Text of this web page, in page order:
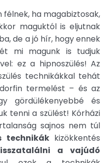
félnek, ha magabiztosak,
maguktól is eljutnak
de a jó hír, hogy ennek
mi magunk is tudjuk
ez a hipnoszülés! Az
technikákkal tehát
termelést – és az
gördülékenyebbé és
tenni a szülést! Kórházi
sajnos nem túl
technikákkizökkentés
a vajúdó